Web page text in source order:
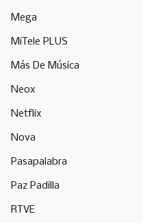
Mega
MiTele PLUS
Más De Música
Neox
Netflix
Nova
Pasapalabra
Paz Padilla
RTVE